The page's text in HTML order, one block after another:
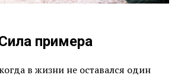
примера
в жизни не оставался один